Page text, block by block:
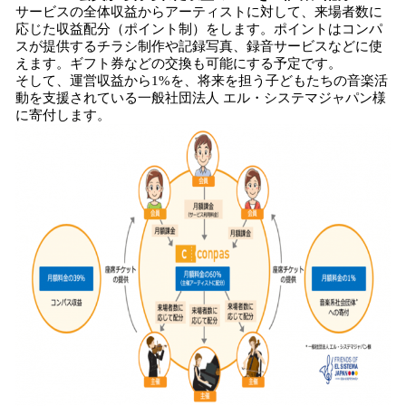
サービスの全体収益からアーティストに対して、来場者数に
応じた収益配分（ポイント制）をします。ポイントはコンパ
スが提供するチラシ制作や記録写真、録音サービスなどに使
えます。ギフト券などの交換も可能にする予定です。
そして、運営収益から1%を、将来を担う子どもたちの音楽活
動を支援されている一般社団法人 エル・システマジャパン様
に寄付します。